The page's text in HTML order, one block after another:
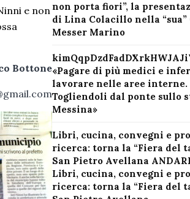
e non
Bottone
non porta fiori”, la
di Lina Colacillo nella
Messer Marino
«Pagare di più medici e
lavorare nelle aree interne.
Togliendoli dal ponte sullo
Messina»
Libri, cucina, convegni e
ricerca: torna la “Fiera del
San Pietro Avellana
Libri, cucina, convegni e
ricerca: torna la “Fiera del